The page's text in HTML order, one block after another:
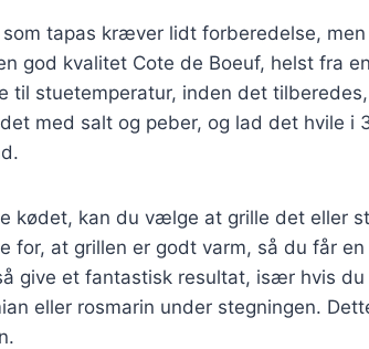
tapas kræver lidt forberedelse,
god kvalitet Cote de Boeuf, helst fra
til stuetemperatur, inden det
med salt og peber, og lad det hvile i
kødet, kan du vælge at grille det eller
for, at grillen er godt varm, så du får
give et fantastisk resultat, især hvis
eller rosmarin under stegningen.